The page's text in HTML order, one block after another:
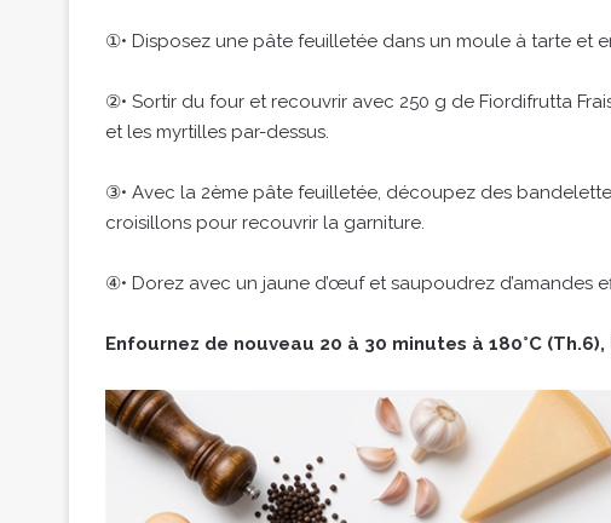
①• Disposez une pâte feuilletée dans un moule à tarte et
②• Sortir du four et recouvrir avec 250 g de Fiordifrutta
et les myrtilles par-dessus.
③• Avec la 2ème pâte feuilletée, découpez des
croisillons pour recouvrir la garniture.
④• Dorez avec un jaune d’œuf et saupoudrez d’amandes
Enfournez de nouveau 20 à 30 minutes à 180°C